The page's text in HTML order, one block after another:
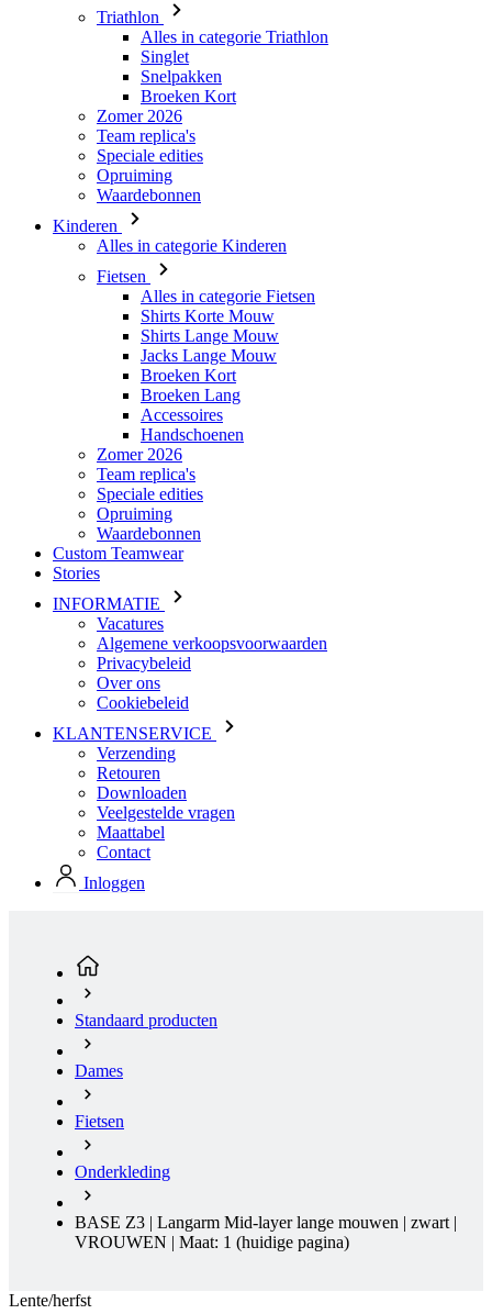
Zomer 2026
Team replica's
Speciale edities
Opruiming
Waardebonnen
Kinderen
Alles in categorie Kinderen
Fietsen
Alles in categorie Fietsen
Shirts Lange Mouw
Jacks Lange Mouw
Broeken Kort
Broeken Lang
Accessoires
Handschoenen
Zomer 2026
Team replica's
Speciale edities
Opruiming
Waardebonnen
Custom Teamwear
Stories
INFORMATIE
Vacatures
Algemene verkoopsvoorwaarden
Privacybeleid
Cookiebeleid
KLANTENSERVICE
Verzending
Retouren
Downloaden
Veelgestelde vragen
Maattabel
Contact
Inloggen
Dames
Fietsen
Onderkleding
BASE Z3 | Langarm Mid-layer lange mouwen | zwart |
VROUWEN | Maat: 1
Lente/herfst
Lente/herfst